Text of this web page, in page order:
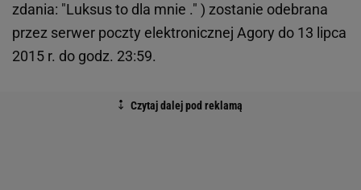
zdania: "Luksus to dla mnie ." ) zostanie odebrana
przez serwer poczty elektronicznej Agory do 13 lipca
2015 r. do godz. 23:59.